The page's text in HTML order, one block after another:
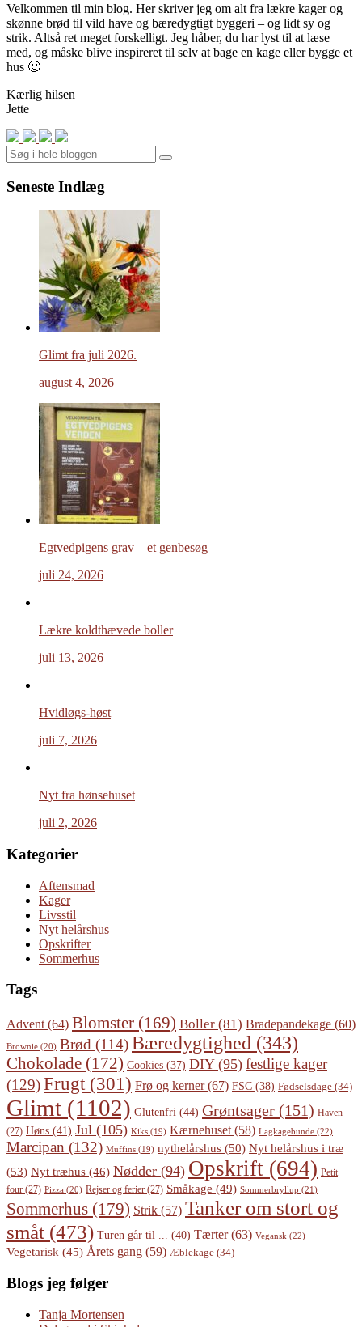
Velkommen til min blog. Her skriver jeg om alt fra lækre kager og
skønne brød til vild have og bæredygtigt byggeri – og lidt sy og
strik. Altså ret meget forskelligt. Jeg håber, du har lyst til at læse
med, og måske blive inspireret til selv at bage en kage eller bygge et
hus 🙂
Kærlig hilsen
Jette
Search
Seneste Indlæg
Glimt fra juli 2026.
august 4, 2026
Egtvedpigens grav – et genbesøg
juli 24, 2026
Lækre koldthævede boller
juli 13, 2026
Hvidløgs-høst
juli 7, 2026
Nyt fra hønsehuset
juli 2, 2026
Kategorier
Aftensmad
Kager
Livsstil
Nyt helårshus
Opskrifter
Sommerhus
Tags
Advent (64) Blomster (169) Boller (81) Bradepandekage (60)
Brownie (20) Brød (114)Bæredygtighed (343)
Chokolade (172) Cookies (37) DIY(95) festlige kager
(129)Frugt (301) Frø og kerner(67) FSC (38) Fødselsdage (34)
Glimt (1102) Glutenfri (44) Grøntsager (151) Haven
(27) Høns (41) Jul (105) Kiks (19) Kærnehuset (58) Lagkagebunde (22)
Marcipan (132) Muffins (19) nythelårshus (50) Nyt helårshus i træ
(53) Nyt træhus (46) Nødder (94) Opskrift (694) Petit
four (27) Pizza (20) Rejser og ferier (27) Småkage (49) Sommerbryllup (21)
Sommerhus (179) Strik (57) Tanker om stort og
småt (473) Turen går til ... (40) Tærter(63) Vegansk (22)
Vegetarisk (45) Årets gang (59) Æblekage (34)
Blogs jeg følger
Tanja Mortensen